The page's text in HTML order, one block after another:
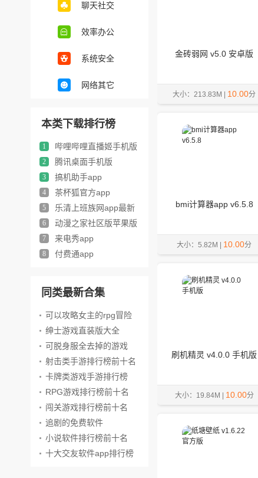
聊天社交
效率办公
系统安全
网络其它
本类下载排行榜
1 哔哩哔哩直播姬手机版
2 腾讯桌面手机版
3 搞机助手app
4 茶杯狐官方app
5
乐清上班族网app最新
版
6 动漫之家社区版苹果版
7 来电秀app
8 付费通app
同类最新合集
可以攻略女主的rpg冒险
游戏
绅士游戏直装版大全
可脱身服全去掉的游戏
射击类手游排行榜前十名
卡牌类游戏手游排行榜
RPG游戏排行榜前十名
闯关游戏排行榜前十名
追剧的免费软件
小说软件排行榜前十名
十大交友软件app排行榜
金砖弱网 v5.0 安卓版
大小：213.83M | 10.00分
bmi计算器app v6.5.8
大小：5.82M | 10.00分
刷机精灵 v4.0.0 手机版
大小：19.84M | 10.00分